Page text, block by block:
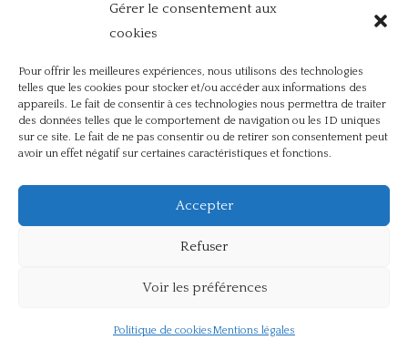
Gérer le consentement aux
cookies
Pour offrir les meilleures expériences, nous utilisons des technologies
telles que les cookies pour stocker et/ou accéder aux informations des
appareils. Le fait de consentir à ces technologies nous permettra de traiter
des données telles que le comportement de navigation ou les ID uniques
sur ce site. Le fait de ne pas consentir ou de retirer son consentement peut
avoir un effet négatif sur certaines caractéristiques et fonctions.
Accepter
Refuser
Voir les préférences
Politique de cookiesMentions légales
RÉALISATION
Terrassement et assainissement à Albi
Enrochement à Albi
© Écoterrassement - 2026 - Tous droits réservés